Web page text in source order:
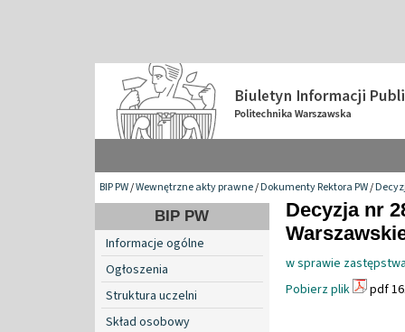
BIP PW/Wewnętrzne akty prawne/Dokumenty Rektora PW/
BIP PW
Informacje ogólne
Ogłoszenia
Struktura uczelni
Skład osobowy
Decyzja nr
w sprawie
Pobierz plik
pdf